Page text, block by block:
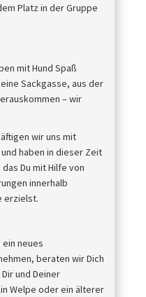
Platz in der Gruppe
mit Hund Spaß
Sackgasse, aus der
– wir
wir uns mit
haben in dieser Zeit
Du mit Hilfe von
innerhalb
erzielst.
neues
beraten wir Dich
und Deiner
Welpe oder ein älterer